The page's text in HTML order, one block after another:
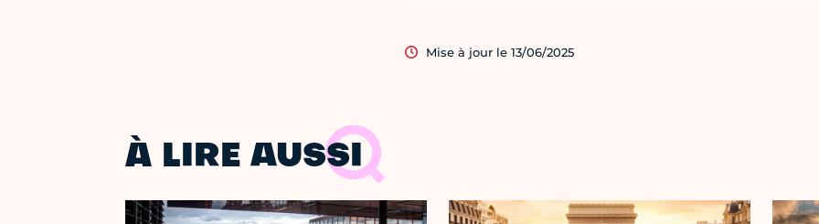
Mise à jour le 13/06/2025
À LIRE AUSSI